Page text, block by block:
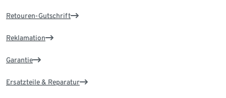
Retouren-Gutschrift
Reklamation
Garantie
Ersatzteile & Reparatur